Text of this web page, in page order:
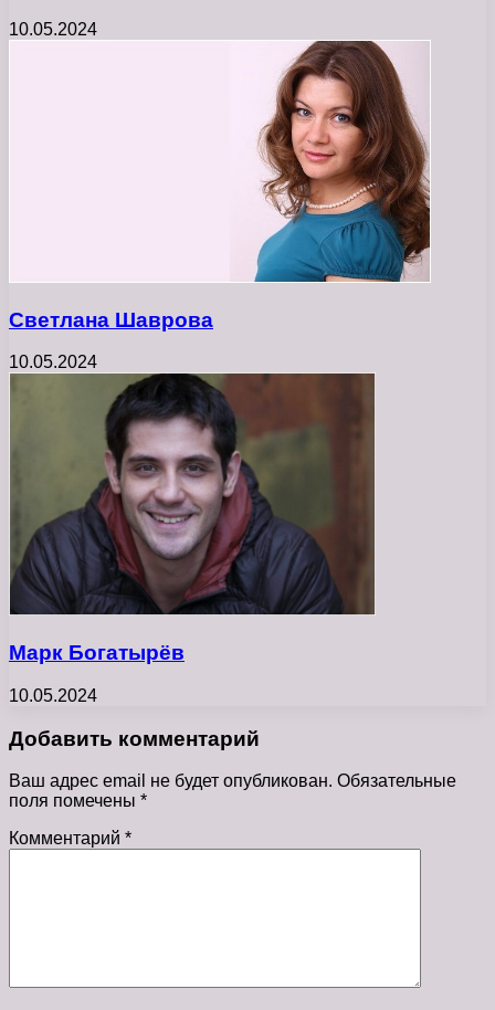
10.05.2024
Светлана Шаврова
10.05.2024
Марк Богатырёв
10.05.2024
Добавить комментарий
Ваш адрес email не будет опубликован. Обязательные
поля помечены *
Комментарий *